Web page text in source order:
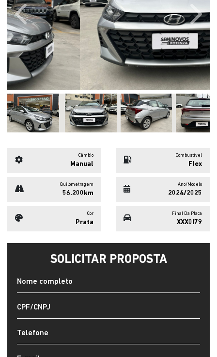
Previous Next
Câmbio
Manual
Combustível
Flex
Quilometragem
56.200km
Ano/Modelo
2024/2025
Cor
Prata
Final Da Placa
XXX0I79
SOLICITAR PROPOSTA